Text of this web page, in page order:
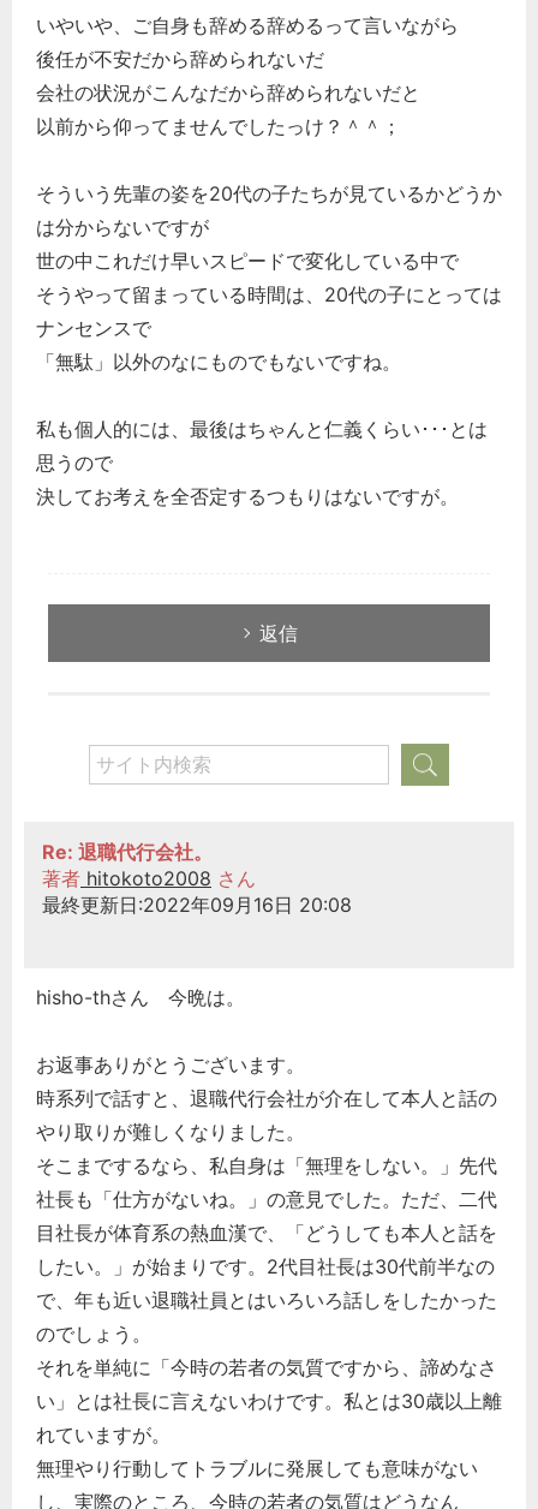
いやいや、ご自身も辞める辞めるって言いながら
後任が不安だから辞められないだ
会社の状況がこんなだから辞められないだと
以前から仰ってませんでしたっけ？＾＾；
そういう先輩の姿を20代の子たちが見ているかどうか
は分からないですが
世の中これだけ早いスピードで変化している中で
そうやって留まっている時間は、20代の子にとっては
ナンセンスで
「無駄」以外のなにものでもないですね。
私も個人的には、最後はちゃんと仁義くらい･･･とは
思うので
決してお考えを全否定するつもりはないですが。
返信
Re: 退職代行会社。
著者 hitokoto2008 さん
最終更新日:2022年09月16日 20:08
hisho-thさん 今晩は。
お返事ありがとうございます。
時系列で話すと、退職代行会社が介在して本人と話の
やり取りが難しくなりました。
そこまでするなら、私自身は「無理をしない。」先代
社長も「仕方がないね。」の意見でした。ただ、二代
目社長が体育系の熱血漢で、「どうしても本人と話を
したい。」が始まりです。2代目社長は30代前半なの
で、年も近い退職社員とはいろいろ話しをしたかった
のでしょう。
それを単純に「今時の若者の気質ですから、諦めなさ
い」とは社長に言えないわけです。私とは30歳以上離
れていますが。
無理やり行動してトラブルに発展しても意味がない
し、実際のところ、今時の若者の気質はどうなん